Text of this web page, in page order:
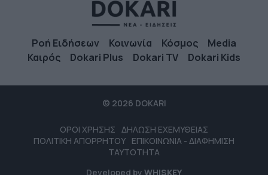
Ροή Ειδήσεων Κοινωνία Κόσμος
Media
Καιρός
Dokari Plus Dokari TV Dokari Kids
© 2026 DOKARI
ΟΡΟΙ ΧΡΗΣΗΣ ΔΗΛΩΣΗ ΕΧΕΜΥΘΕΙΑΣ
ΠΟΛΙΤΙΚΗ ΑΠΟΡΡΗΤΟΥ ΕΠΙΚΟΙΝΩΝΙΑ - ΔΙΑΦΗΜΙΣΗ
ΤΑΥΤΟΤΗΤΑ
Developed by WHISKEY